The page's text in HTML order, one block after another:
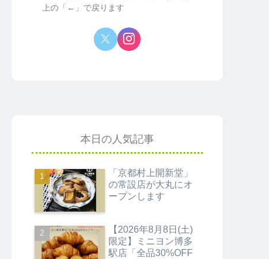
上の「←」で戻ります
本日の人気記事
「京都村上開新堂」
の常設店が大丸にオ
ープンします
【2026年8月8日(土)
限定】ミニヨン博多
駅店「全品30%OFF